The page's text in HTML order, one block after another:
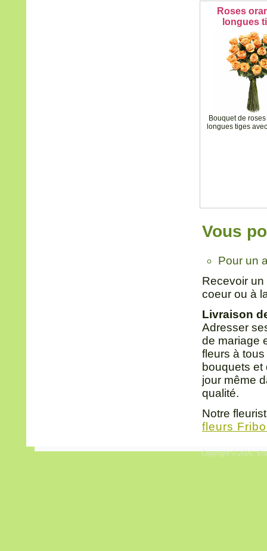
Roses
longues
Bouquet de
longues tiges
Vous
Pour un
Recevoir
coeur ou à
Livraison
Adresser
de mariage
fleurs à
bouquets
jour même
qualité.
Notre
fleurs
Copyright © 2026 .